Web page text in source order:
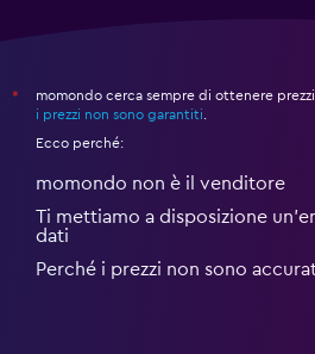
*
momondo cerca sempre di ottenere
i prezzi non sono garantiti
Ecco perché:
momondo non è il venditore
Ti mettiamo a disposizione
dati
Perché i prezzi non sono